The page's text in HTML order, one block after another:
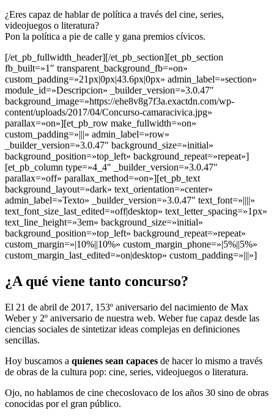
¿Eres capaz de hablar de política a través del cine, series,
videojuegos o literatura?
Pon la política a pie de calle y gana premios cívicos.
[/et_pb_fullwidth_header][/et_pb_section][et_pb_section
fb_built=»1″ transparent_background_fb=»on»
custom_padding=»21px|0px|43.6px|0px» admin_label=»section»
module_id=»Descripcion» _builder_version=»3.0.47″
background_image=»https://ehe8v8g7f3a.exactdn.com/wp-
content/uploads/2017/04/Concurso-camaracivica.jpg»
parallax=»on»][et_pb_row make_fullwidth=»on»
custom_padding=»|||» admin_label=»row»
_builder_version=»3.0.47″ background_size=»initial»
background_position=»top_left» background_repeat=»repeat»]
[et_pb_column type=»4_4″ _builder_version=»3.0.47″
parallax=»off» parallax_method=»on»][et_pb_text
background_layout=»dark» text_orientation=»center»
admin_label=»Texto» _builder_version=»3.0.47″ text_font=»||||»
text_font_size_last_edited=»off|desktop» text_letter_spacing=»1px»
text_line_height=»3em» background_size=»initial»
background_position=»top_left» background_repeat=»repeat»
custom_margin=»|10%||10%» custom_margin_phone=»|5%||5%»
custom_margin_last_edited=»on|desktop» custom_padding=»|||»]
¿A qué viene tanto concurso?
El 21 de abril de 2017, 153º aniversario del nacimiento de Max
Weber y 2º aniversario de nuestra web. Weber fue capaz desde las
ciencias sociales de sintetizar ideas complejas en definiciones
sencillas.
Hoy buscamos a quienes sean capaces de hacer lo mismo a través
de obras de la cultura pop: cine, series, videojuegos o literatura.
Ojo, no hablamos de cine checoslovaco de los años 30 sino de obras
conocidas por el gran público.